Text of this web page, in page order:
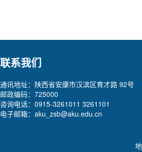
联系我们
通讯地址：陕西省安康市汉滨区育才路 92号
邮政编码：725000
咨询电话：0915-3261011 3261101
电子邮箱：aku_zsb@aku.edu.cn